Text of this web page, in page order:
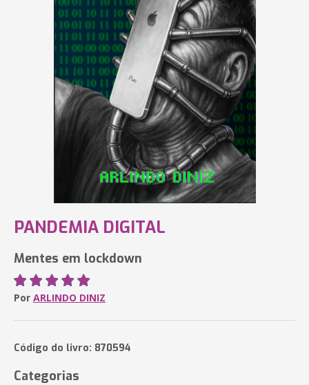
PANDEMIA DIGITAL
Mentes em lockdown
Por ARLINDO DINIZ
Código do livro: 870594
Categorias